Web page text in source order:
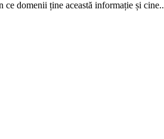
domenii ține această informație și